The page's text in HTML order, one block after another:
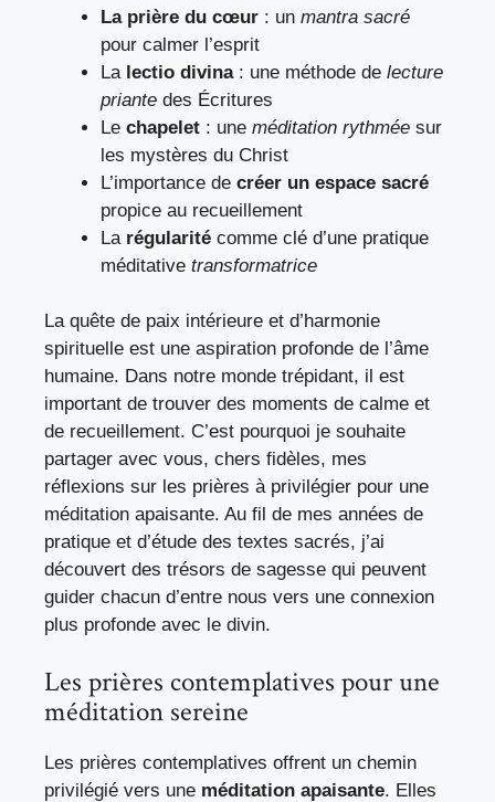
La prière du cœur : un mantra sacré
pour calmer l’esprit
La lectio divina: une méthode de lecture
priante des Écritures
Le chapelet : une méditation rythmée sur
les mystères du Christ
L’importance de créer un espace sacré
propice au recueillement
La régularité comme clé d’une pratique
méditative transformatrice
La quête de paix intérieure et d’harmonie
spirituelle est une aspiration profonde de l’âme
humaine. Dans notre monde trépidant, il est
important de trouver des moments de calme et
de recueillement. C’est pourquoi je souhaite
partager avec vous, chers fidèles, mes
réflexions sur les prières à privilégier pour une
méditation apaisante. Au fil de mes années de
pratique et d’étude des textes sacrés, j’ai
découvert des trésors de sagesse qui peuvent
guider chacun d’entre nous vers une connexion
plus profonde avec le divin.
Les prières contemplatives pour une
méditation sereine
Les prières contemplatives offrent un chemin
privilégié vers une méditation apaisante. Elles